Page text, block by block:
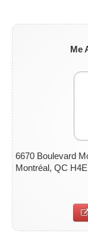
Me
6670 Boulevard
Montréal, QC